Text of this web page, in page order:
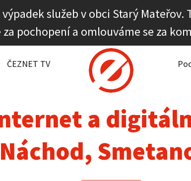
služeb v obci Starý
pochopení a omlouváme se za
ČEZNET TV
dostupnost
a